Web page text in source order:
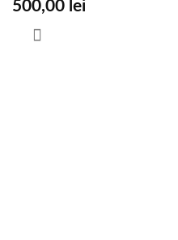
500,00 lei